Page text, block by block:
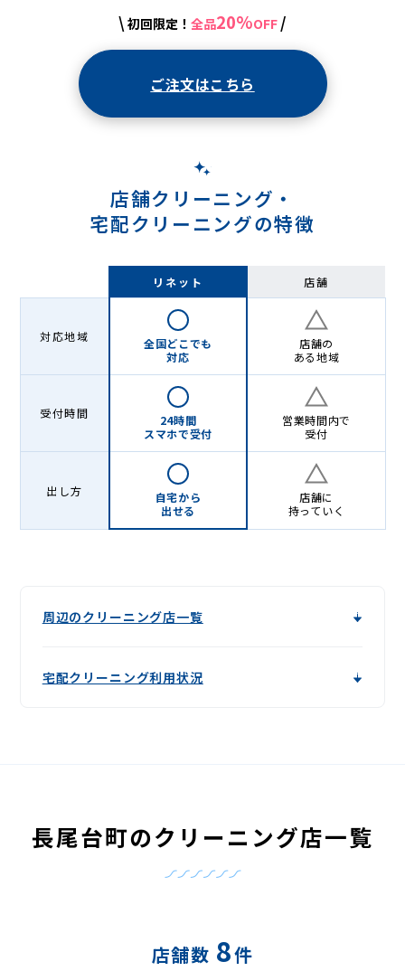
\ 初回限定！ 全品20%OFF /
ご注文はこちら
店舗クリーニング・
宅配クリーニングの特徴
リネット 店舗
対応地域
全国どこでも
対応
店舗の
ある地域
受付時間
24時間
スマホで受付
営業時間内で
受付
出し方
自宅から
出せる
店舗に
持っていく
周辺のクリーニング店一覧
宅配クリーニング利用状況
長尾台町のクリーニング店一覧
店舗数 8件